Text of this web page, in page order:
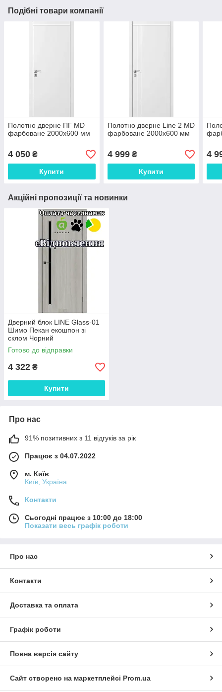
Подібні товари компанії
Полотно дверне ПГ MD
фарбоване 2000х600 мм
4 050 ₴
Купити
Полотно дверне Line 2 MD
фарбоване 2000х600 мм
4 999₴
Купити
4
Акційні пропозиції та новинки
Дверний блок LINE Glass-01
Шимо Пекан екошпон зі
склом Чорний
Готово до відправки
4 322 ₴
Купити
Про нас
91% позитивних з 11 відгуків за рік
Працює з 04.07.2022
м. Київ
Київ, Україна
Контакти
Сьогодні працює з 10:00 до 18:00
Показати весь графік роботи
Про нас
Контакти
Доставка та оплата
Графік роботи
Повна версія сайту
Сайт створено на маркетплейсі Prom.ua